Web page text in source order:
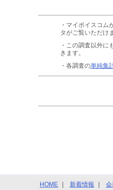
・マイボイスコム
タがご覧いただけ
・この調査以外に
きます。
・各調査の単純集
HOME 新着情報 会